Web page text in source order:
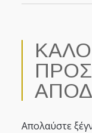
Απολαύστε